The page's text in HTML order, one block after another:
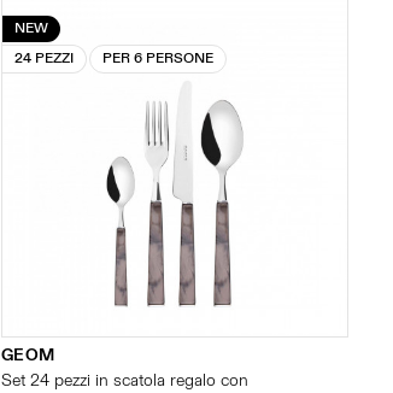
NEW
24 PEZZI
PER 6 PERSONE
GEOM
Set 24 pezzi in scatola regalo con